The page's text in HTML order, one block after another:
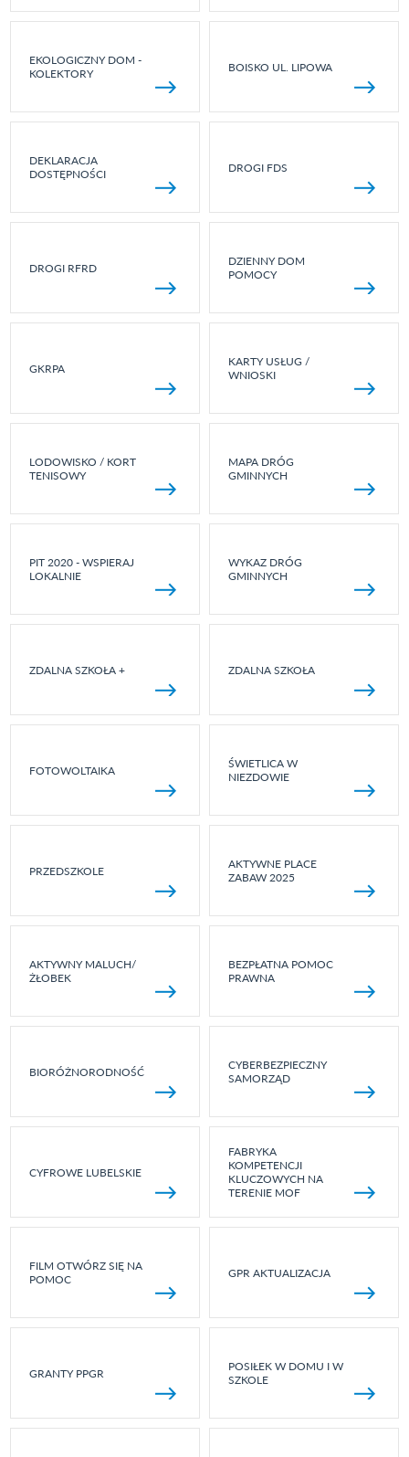
EKOLOGICZNY DOM -
KOLEKTORY
BOISKO UL. LIPOWA
DEKLARACJA
DOSTĘPNOŚCI
DROGI FDS
DROGI RFRD
DZIENNY DOM
POMOCY
GKRPA
KARTY USŁUG /
WNIOSKI
LODOWISKO / KORT
TENISOWY
MAPA DRÓG
GMINNYCH
PIT 2020 - WSPIERAJ
LOKALNIE
WYKAZ DRÓG
GMINNYCH
ZDALNA SZKOŁA + ZDALNA SZKOŁA
FOTOWOLTAIKA
ŚWIETLICA W
NIEZDOWIE
PRZEDSZKOLE
AKTYWNE PLACE
ZABAW 2025
AKTYWNY MALUCH/
ŻŁOBEK
BEZPŁATNA POMOC
PRAWNA
BIORÓŻNORODNOŚĆ
CYBERBEZPIECZNY
SAMORZĄD
CYFROWE LUBELSKIE
FABRYKA
KOMPETENCJI
KLUCZOWYCH NA
TERENIE MOF
FILM OTWÓRZ SIĘ NA
POMOC
GPR AKTUALIZACJA
GRANTY PPGR
POSIŁEK W DOMU I W
SZKOLE